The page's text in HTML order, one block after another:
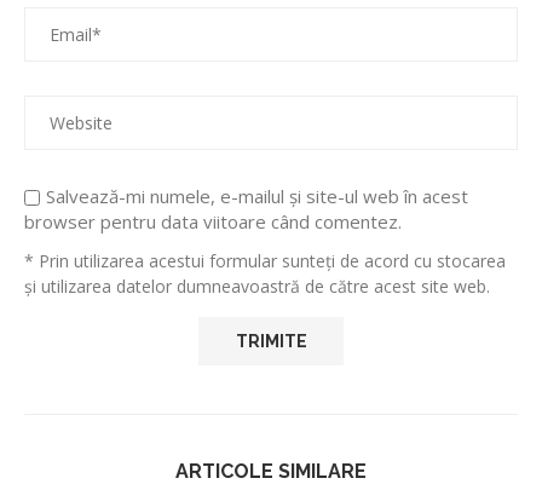
Salvează-mi numele, e-mailul și site-ul web în acest
browser pentru data viitoare când comentez.
* Prin utilizarea acestui formular sunteți de acord cu stocarea
și utilizarea datelor dumneavoastră de către acest site web.
ARTICOLE SIMILARE